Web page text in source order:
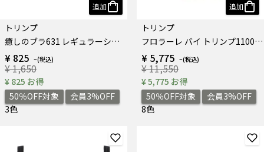
追加
トリンプ
癒しのブラ631 レギュラーショーツ
¥ 825
¥ 1,650
¥ 825 お得
50％OFF対象
会員3%OFF
3色
追加
トリンプ
フロラーレ バイ トリンプ1100 ラウンドスリップ
¥ 5,775
¥ 11,550
¥ 5,775 お得
50％OFF対象
会員3%OFF
8色